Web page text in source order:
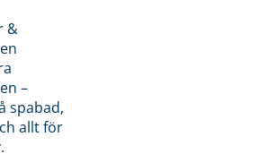
&
–
spabad,
allt för